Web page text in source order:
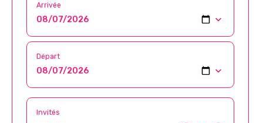
Arrivée
Départ
Invités